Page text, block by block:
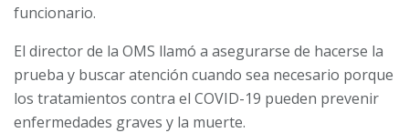
funcionario.
El director de la OMS llamó a asegurarse de hacerse la
prueba y buscar atención cuando sea necesario porque
los tratamientos contra el COVID-19 pueden prevenir
enfermedades graves y la muerte.